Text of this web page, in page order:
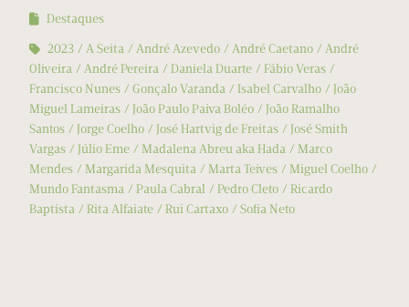
Destaques
2023
A Seita André Azevedo André Caetano
André
Oliveira
André Pereira Daniela Duarte
Fábio Veras
Francisco Nunes
Gonçalo Varanda Isabel Carvalho
João
Miguel Lameiras
João Paulo Paiva Boléo
João Ramalho
Santos
Jorge Coelho José Hartvig de Freitas
José Smith
Vargas
Júlio Eme Madalena Abreu aka Hada
Marco
Mendes
Margarida Mesquita Marta Teives
Miguel Coelho
Mundo Fantasma
Paula Cabral Pedro Cleto
Ricardo
Baptista
Rita Alfaiate Rui Cartaxo Sofia Neto